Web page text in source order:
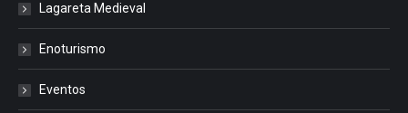
Lagareta Medieval
Enoturismo
Eventos